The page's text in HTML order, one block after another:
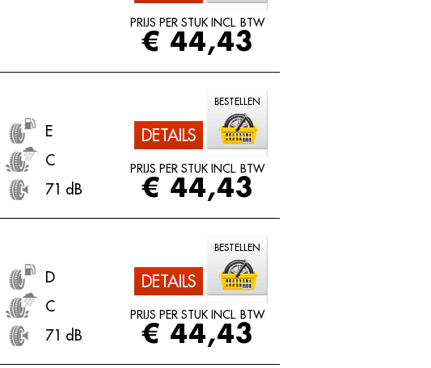
PRIJS PER STUK INCL. BTW
€ 44,43
E
C
71 dB
DETAILS
BESTELLEN
PRIJS PER STUK INCL. BTW
€ 44,43
D
C
71 dB
DETAILS
BESTELLEN
PRIJS PER STUK INCL. BTW
€ 44,43